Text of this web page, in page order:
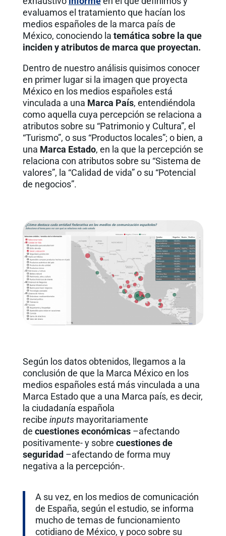
evaluamos el tratamiento que hacían los
medios españoles de la marca país de
México, conociendo la temática sobre la que
inciden y atributos de marca que proyectan.
Dentro de nuestro análisis quisimos conocer
en primer lugar si la imagen que proyecta
México en los medios españoles está
vinculada a una Marca País, entendiéndola
como aquella cuya percepción se relaciona a
atributos sobre su “Patrimonio y Cultura”, el
“Turismo”, o sus “Productos locales”; o bien, a
una Marca Estado, en la que la percepción se
relaciona con atributos sobre su “Sistema de
valores”, la “Calidad de vida” o su “Potencial
de negocios”.
Según los datos obtenidos, llegamos a la
conclusión de que la Marca México en los
medios españoles está más vinculada a una
Marca Estado que a una Marca país, es decir,
la ciudadanía española
recibe inputs mayoritariamente
de cuestiones económicas–afectando
positivamente- y sobre cuestiones de
seguridad –afectando de forma muy
negativa a la percepción-.
A su vez, en los medios de comunicación
de España, según el estudio, se informa
mucho de temas de funcionamiento
cotidiano de México, y poco sobre su